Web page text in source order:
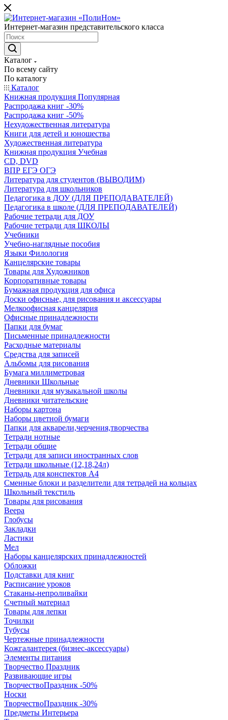
Интернет-магазин представительского класса
Каталог
По всему сайту
По каталогу
Каталог
Книжная продукция Популярная
Распродажа книг -30%
Распродажа книг -50%
Нехудожественная литература
Книги для детей и юношества
Художественная литература
Книжная продукция Учебная
CD, DVD
ВПР ЕГЭ ОГЭ
Литература для студентов (ВЫВОДИМ)
Литература для школьников
Педагогика в ДОУ (ДЛЯ ПРЕПОДАВАТЕЛЕЙ)
Педагогика в школе (ДЛЯ ПРЕПОДАВАТЕЛЕЙ)
Рабочие тетради для ДОУ
Рабочие тетради для ШКОЛЫ
Учебники
Учебно-наглядные пособия
Языки Филология
Канцелярские товары
Товары для Художников
Корпоративные товары
Бумажная продукция для офиса
Доски офисные, для рисования и аксессуары
Мелкоофисная канцелярия
Офисные принадлежности
Папки для бумаг
Письменные принадлежности
Расходные материалы
Средства для записей
Альбомы для рисования
Бумага миллиметровая
Дневники Школьные
Дневники для музыкальной школы
Дневники читательские
Наборы картона
Наборы цветной бумаги
Папки для акварели,черчения,творчества
Тетради нотные
Тетради общие
Тетради для записи иностранных слов
Тетради школьные (12,18,24л)
Тетрадь для конспектов А4
Сменные блоки и разделители для тетрадей на кольцах
Школьный текстиль
Товары для рисования
Веера
Глобусы
Закладки
Ластики
Мел
Наборы канцелярских принадлежностей
Обложки
Подставки для книг
Расписание уроков
Стаканы-непроливайки
Счетный материал
Товары для лепки
Точилки
Тубусы
Чертежные принадлежности
Кожгалантерея (бизнес-аксессуары)
Элементы питания
Творчество Праздник
Развивающие игры
ТворчествоПраздник -50%
Носки
ТворчествоПраздник -30%
Предметы Интерьера